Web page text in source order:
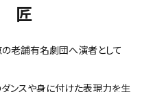
匠
老舗有名劇団へ演者として
ンスや身に付けた表現力を生